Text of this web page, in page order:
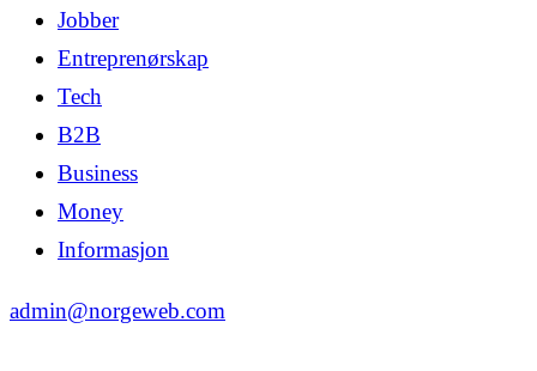
Jobber
Entreprenørskap
Tech
B2B
Business
Money
Informasjon
admin@norgeweb.com